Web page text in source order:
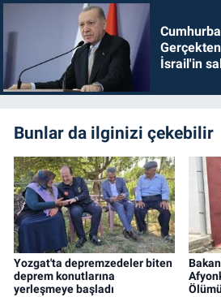
İsrail'in
Bunlar da ilginizi çekebilir
Yozgat'ta depremzedeler biten
deprem konutlarına
yerleşmeye başladı